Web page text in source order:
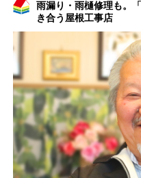
雨漏り・雨樋修理も。
き合う屋根工事店